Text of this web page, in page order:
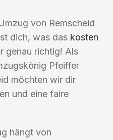
von Remscheid
dich, was das kosten
genau richtig! Als
Pfeiffer
möchten wir dir
und eine faire
hängt von